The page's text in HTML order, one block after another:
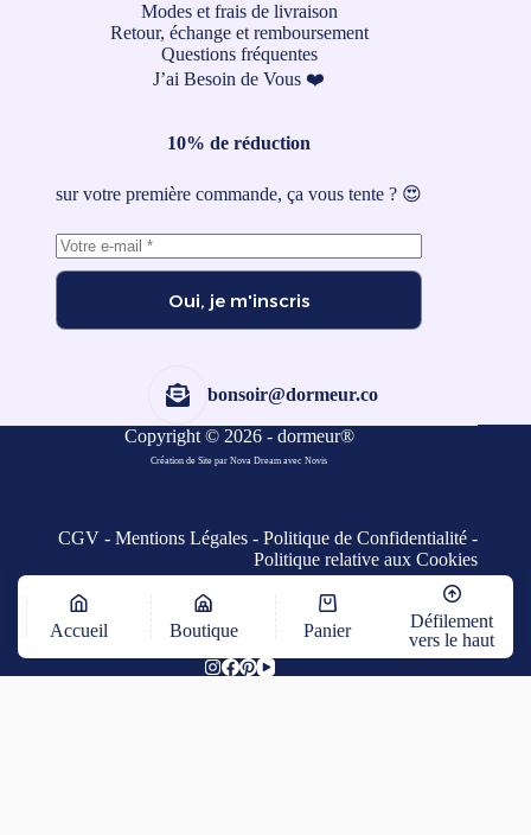
Modes et frais de livraison
Retour, échange et remboursement
Questions fréquentes
J’ai Besoin de Vous ❤️
10% de réduction
sur votre première commande, ça vous tente ? 😍
Oui, je m'inscris
bonsoir@dormeur.co
Copyright © 2026 - dormeur®
Création de Site par Nova Dream avecNovis
CGV -Mentions Légales -Politique de Confidentialité -
Politique relative aux Cookies
Accueil Boutique Panier
Défilement
vers le haut